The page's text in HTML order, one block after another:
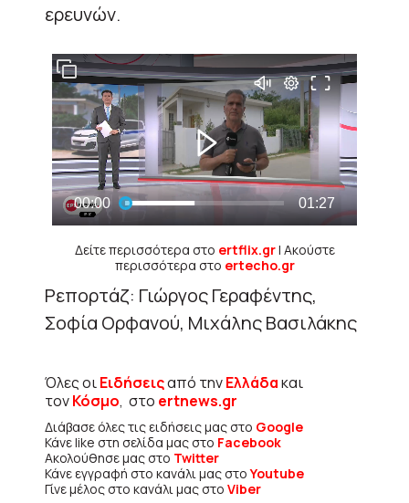
ερευνών.
Δείτε περισσότερα στο ertflix.gr| Ακούστε
περισσότερα στο ertecho.gr
Ρεπορτάζ: Γιώργος Γεραφέντης,
Σοφία Ορφανού, Μιχάλης Βασιλάκης
Όλες οιΕιδήσειςαπό τηνΕλλάδακαι
τονΚόσμο, στο ertnews.gr
Διάβασε όλες τις ειδήσεις μας στο Google
Κάνε like στη σελίδα μας στο Facebook
Ακολούθησε μας στο Twitter
Κάνε εγγραφή στο κανάλι μας στοYoutube
Γίνε μέλος στο κανάλι μας στο Viber